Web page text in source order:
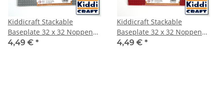
Kiddicraft Stackable
Baseplate 32 x 32 Noppen
(25,5 x 25,5cm) Hellgrau
4,49 € *
Kiddicraft Stackable
Baseplate 32 x 32 Noppen
(25,5 x 25,5cm) Rot
4,49 € *